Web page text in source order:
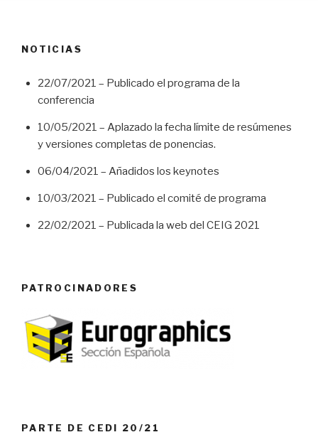
NOTICIAS
22/07/2021 – Publicado el programa de la
conferencia
10/05/2021 – Aplazado la fecha límite de resúmenes
y versiones completas de ponencias.
06/04/2021 – Añadidos los keynotes
10/03/2021 – Publicado el comité de programa
22/02/2021 – Publicada la web del CEIG 2021
PATROCINADORES
PARTE DE CEDI 20/21